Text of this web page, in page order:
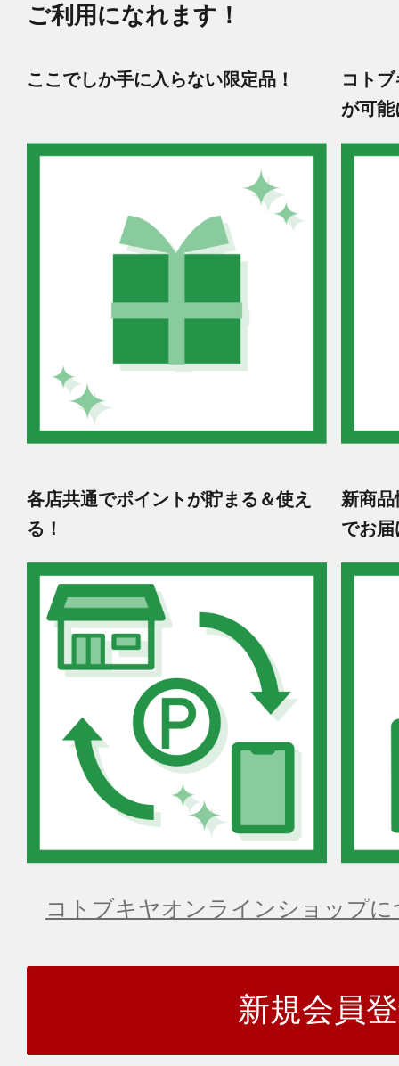
ご利用になれます！
ここでしか手に入らない限定品！
コト
が可能
各店共通でポイントが貯まる＆使え
る！
新商
でお届
コトブキヤオンラインショップ